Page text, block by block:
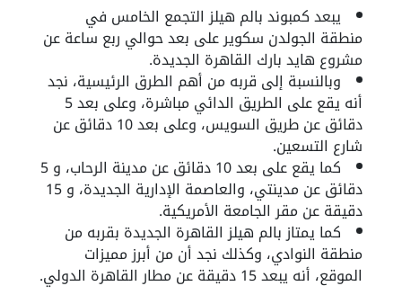
يبعد كمبوند بالم هيلز التجمع الخامس في
منطقة الجولدن سكوير على بعد حوالي ربع ساعة عن
مشروع هايد بارك القاهرة الجديدة.
وبالنسبة إلى قربه من أهم الطرق الرئيسية، نجد
أنه يقع على الطريق الدائي مباشرة، وعلى بعد 5
دقائق عن طريق السويس، وعلى بعد 10 دقائق عن
شارع التسعين.
كما يقع على بعد 10 دقائق عن مدينة الرحاب، و 5
دقائق عن مدينتي، والعاصمة الإدارية الجديدة، و 15
دقيقة عن مقر الجامعة الأمريكية.
كما يمتاز بالم هيلز القاهرة الجديدة بقربه من
منطقة النوادي، وكذلك نجد أن من أبرز مميزات
الموقع، أنه يبعد 15 دقيقة عن مطار القاهرة الدولي.